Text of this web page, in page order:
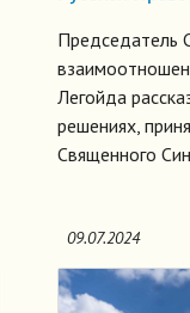
Председатель
Легойда
решениях,
Священного
09.07.2024